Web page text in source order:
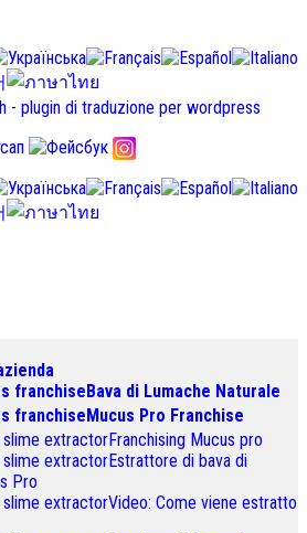
Bava di Lumache Naturale
Mucus Pro Franchise
Franchising Mucus pro
Estrattore di bava di
Pro
Video: Come viene estratto